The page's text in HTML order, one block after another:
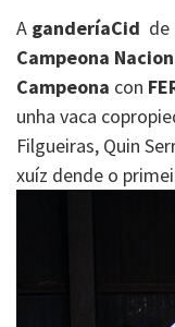
A ganderíaCid de
Campeona
Campeona con
unha vaca
Filgueiras, Quin
xuíz dende o